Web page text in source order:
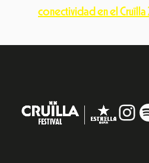
conectividad en el Cruïlla
#